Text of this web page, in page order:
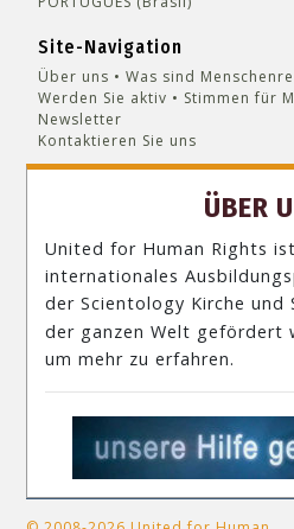
Site-Navigation
Über uns Was sind
Werden Sie aktiv
Stimmen für
Newsletter
Kontaktieren Sie uns
ÜBER
United for Human Rights
internationales
der Scientology Kirche
der ganzen Welt gefördert
um mehr zu erfahren.